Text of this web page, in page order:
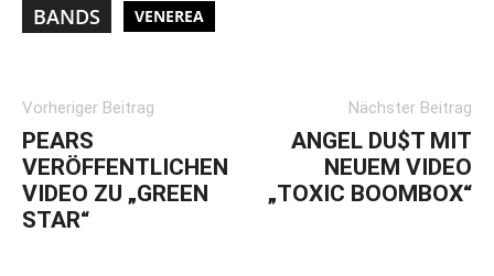
BANDS VENEREA
Vorheriger Beitrag
PEARS
VERÖFFENTLICHEN
VIDEO ZU „GREEN
STAR“
Nächster Beitrag
ANGEL DU$T MIT
NEUEM VIDEO
„TOXIC BOOMBOX“